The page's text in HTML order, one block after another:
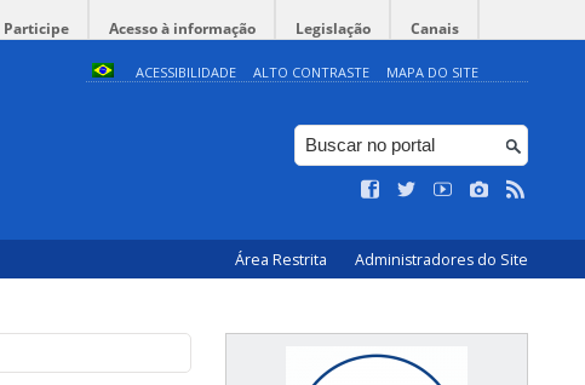
Participe Acesso à informação Legislação Canais
ACESSIBILIDADE ALTO CONTRASTE MAPA DO SITE
Área Restrita Administradores do Site